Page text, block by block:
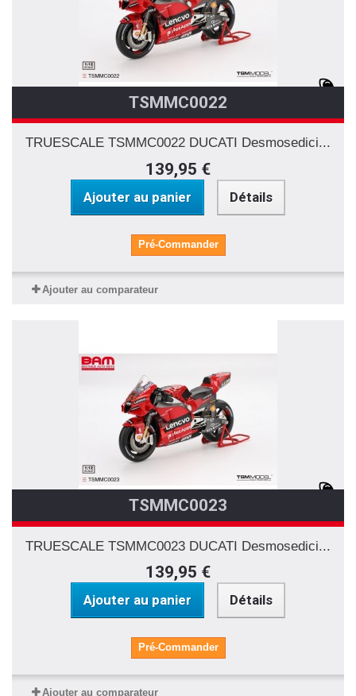
TSMMC0022
TRUESCALE TSMMC0022 DUCATI Desmosedici...
139,95 €
Ajouter au panier Détails
Pré-Commander
Ajouter au comparateur
TSMMC0023
TRUESCALE TSMMC0023 DUCATI Desmosedici...
139,95 €
Ajouter au panier Détails
Pré-Commander
Ajouter au comparateur